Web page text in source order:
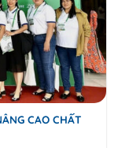
CAO CHẤT